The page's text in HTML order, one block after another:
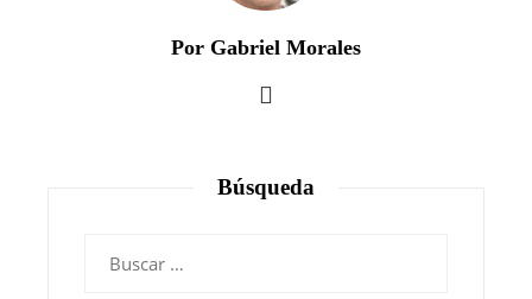
Por Gabriel Morales
Búsqueda